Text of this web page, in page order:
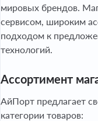
мировых брендов.
сервисом, широким
подходом к
технологий.
Ассортимент
АйПорт предлагает
категории товаров: